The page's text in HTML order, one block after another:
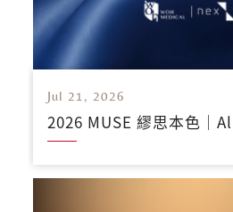
Jul 21, 2026
2026 MUSE 繆思本色｜